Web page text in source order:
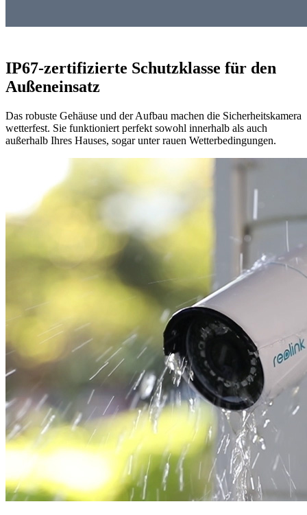
IP67-zertifizierte Schutzklasse für den
Außeneinsatz
Das robuste Gehäuse und der Aufbau machen die Sicherheitskamera
wetterfest. Sie funktioniert perfekt sowohl innerhalb als auch
außerhalb Ihres Hauses, sogar unter rauen Wetterbedingungen.